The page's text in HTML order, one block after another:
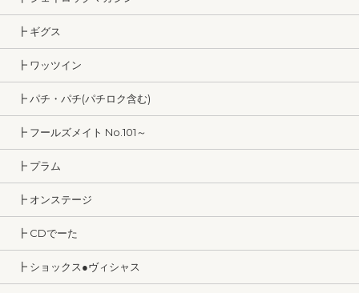
┣ ギグス
┣ ワッツイン
┣ パチ・パチ(パチロク含む)
┣ フールズメイト No.101～
┣ プラム
┣ オンステージ
┣ CDでーた
┣ ショックス●ヴィシャス